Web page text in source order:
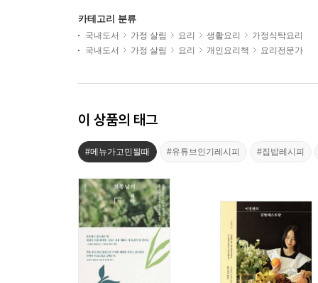
카테고리 분류
국내도서 가정 살림 요리 생활요리
가정식탁요리
국내도서
가정 살림 요리 개인요리책 요리전문가
이 상품의 태그
#메뉴가고민될때 #유튜브인기레시피 #집밥레시피